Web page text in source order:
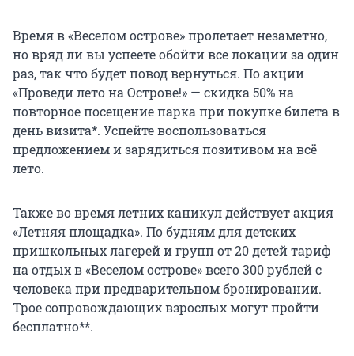
Время в «Веселом острове» пролетает незаметно,
но вряд ли вы успеете обойти все локации за один
раз, так что будет повод вернуться. По акции
«Проведи лето на Острове!» — скидка 50% на
повторное посещение парка при покупке билета в
день визита*. Успейте воспользоваться
предложением и зарядиться позитивом на всё
лето.
Также во время летних каникул действует акция
«Летняя площадка». По будням для детских
пришкольных лагерей и групп от 20 детей тариф
на отдых в «Веселом острове» всего 300 рублей с
человека при предварительном бронировании.
Трое сопровождающих взрослых могут пройти
бесплатно**.